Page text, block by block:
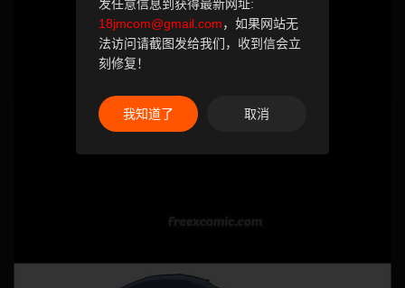
发任意信息到获得最新网址:
18jmcom@gmail.com，如果网站无
法访问请截图发给我们，收到信会立
刻修复！
我知道了 取消